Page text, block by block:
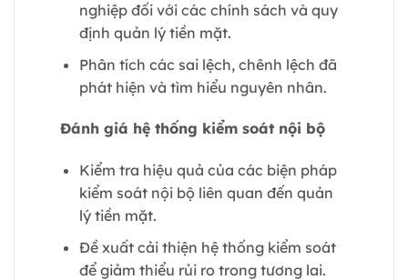
nghiệp đối với các chính sách và quy
định quản lý tiền mặt.
Phân tích các sai lệch, chênh lệch đã
phát hiện và tìm hiểu nguyên nhân.
Đánh giá hệ thống kiểm soát nội bộ
Kiểm tra hiệu quả của các biện pháp
kiểm soát nội bộ liên quan đến quản
lý tiền mặt.
Đề xuất cải thiện hệ thống kiểm soát
để giảm thiểu rủi ro trong tương lai.